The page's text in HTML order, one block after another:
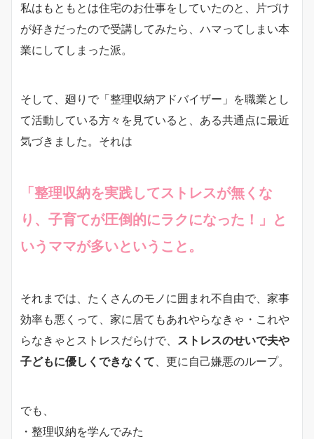
私はもともとは住宅のお仕事をしていたのと、片づけ
が好きだったので受講してみたら、ハマってしまい本
業にしてしまった派。
そして、廻りで「整理収納アドバイザー」を職業とし
て活動している方々を見ていると、ある共通点に最近
気づきました。それは
「整理収納を実践してストレスが無くな
り、子育てが圧倒的にラクになった！」と
いうママが多いということ。
それまでは、たくさんのモノに囲まれ不自由で、家事
効率も悪くって、家に居てもあれやらなきゃ・これや
らなきゃとストレスだらけで、 ストレスのせいで夫や
子どもに優しくできなくて、更に自己嫌悪のループ。
でも、
・整理収納を学んでみた